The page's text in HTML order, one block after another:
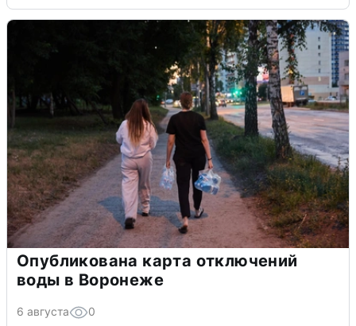
Опубликована карта отключений
воды в Воронеже
6 августа 0